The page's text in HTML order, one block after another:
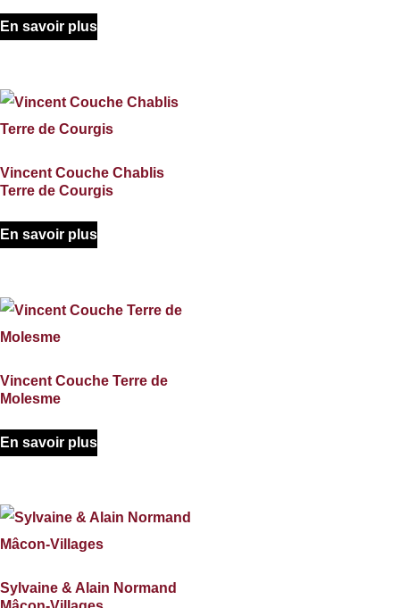
En savoir plus
Vincent Couche Chablis
Terre de Courgis
En savoir plus
Vincent Couche Terre de
Molesme
En savoir plus
Sylvaine & Alain Normand